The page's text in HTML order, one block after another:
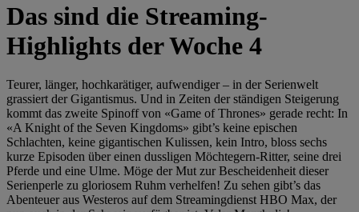
Das sind die Streaming-
Highlights der Woche 4
Teurer, länger, hochkarätiger, aufwendiger – in der Serienwelt
grassiert der Gigantismus. Und in Zeiten der ständigen Steigerung
kommt das zweite Spinoff von «Game of Thrones» gerade recht: In
«A Knight of the Seven Kingdoms» gibt’s keine epischen
Schlachten, keine gigantischen Kulissen, kein Intro, bloss sechs
kurze Episoden über einen dussligen Möchtegern-Ritter, seine drei
Pferde und eine Ulme. Möge der Mut zur Bescheidenheit dieser
Serienperle zu gloriosem Ruhm verhelfen! Zu sehen gibt’s das
Abenteuer aus Westeros auf dem Streamingdienst HBO Max, der